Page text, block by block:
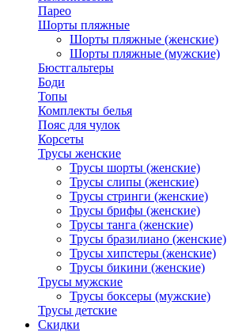
Парео
Шорты пляжные
Шорты пляжные (женские)
Шорты пляжные (мужские)
Бюстгальтеры
Боди
Топы
Комплекты белья
Пояс для чулок
Корсеты
Трусы женские
Трусы шорты (женские)
Трусы слипы (женские)
Трусы стринги (женские)
Трусы брифы (женские)
Трусы танга (женские)
Трусы бразилиано (женские)
Трусы хипстеры (женские)
Трусы бикини (женские)
Трусы мужские
Трусы боксеры (мужские)
Трусы детские
Скидки